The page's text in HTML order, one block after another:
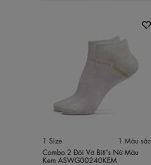
1 Size
1 Màu sắc
Combo 2 Đôi Vớ Biti's Nữ Màu
Kem ASWG00240KEM